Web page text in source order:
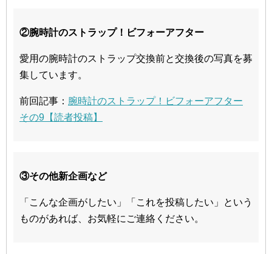
②腕時計のストラップ！ビフォーアフター
愛用の腕時計のストラップ交換前と交換後の写真を募
集しています。
前回記事： 腕時計のストラップ！ビフォーアフター
その9【読者投稿】
③その他新企画など
「こんな企画がしたい」「これを投稿したい」という
ものがあれば、お気軽にご連絡ください。